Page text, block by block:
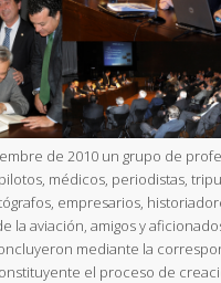
de 2010 un grupo de
médicos, periodistas,
empresarios,
la aviación, amigos y
mediante la
el proceso de